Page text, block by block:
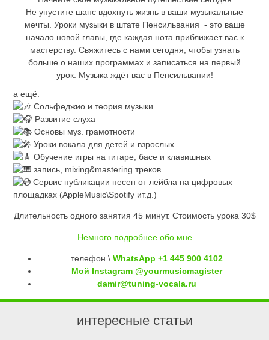
Не упустите шанс вдохнуть жизнь в ваши музыкальные
мечты. Уроки музыки в штате Пенсильвания - это ваше
начало новой главы, где каждая нота приближает вас к
мастерству. Свяжитесь с нами сегодня, чтобы узнать
больше о наших программах и записаться на первый
урок. Музыка ждёт вас в Пенсильвании!
а ещё:
Сольфеджио и теория музыки
Развитие слуха
Основы муз. грамотности
Уроки вокала для детей и взрослых
Обучение игры на гитаре, басе и клавишных
запись, mixing&mastering треков
Сервис публикации песен от лейбла на цифровых
площадках (AppleMusic\Spotify ит.д.)
Длительность одного занятия 45 минут. Стоимость урока 30$
Немного подробнее обо мне
телефон \ WhatsApp +1 445 900 4102
Мой Instagram @yourmusicmagister
damir@tuning-vocala.ru
интересные статьи